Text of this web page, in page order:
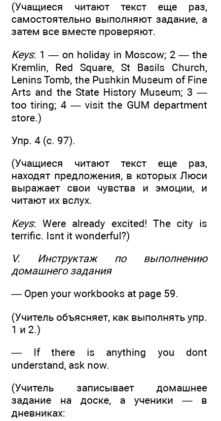
(Учащиеся читают текст еще раз,
самостоятельно выполняют задание, а
затем все вместе проверяют.
Keys: 1 — on holiday in Moscow; 2 — the
Kremlin, Red Square, St Basils Church,
Lenins Tomb, the Pushkin Museum of Fine
Arts and the State History Museum; 3 —
too tiring; 4 — visit the GUM department
store.)
Упр. 4 (c. 97).
(Учащиеся читают текст еще раз,
находят предложения, в которых Люси
выражает свои чувства и эмоции, и
читают их вслух.
Keys: Were already excited! The city is
terrific. Isnt it wonderful?)
V. Инструктаж по выполнению
домашнего задания
— Open your workbooks at page 59.
(Учитель объясняет, как выполнять упр.
1 и 2.)
— If there is anything you dont
understand, ask now.
(Учитель записывает домашнее
задание на доске, а ученики — в
дневниках: